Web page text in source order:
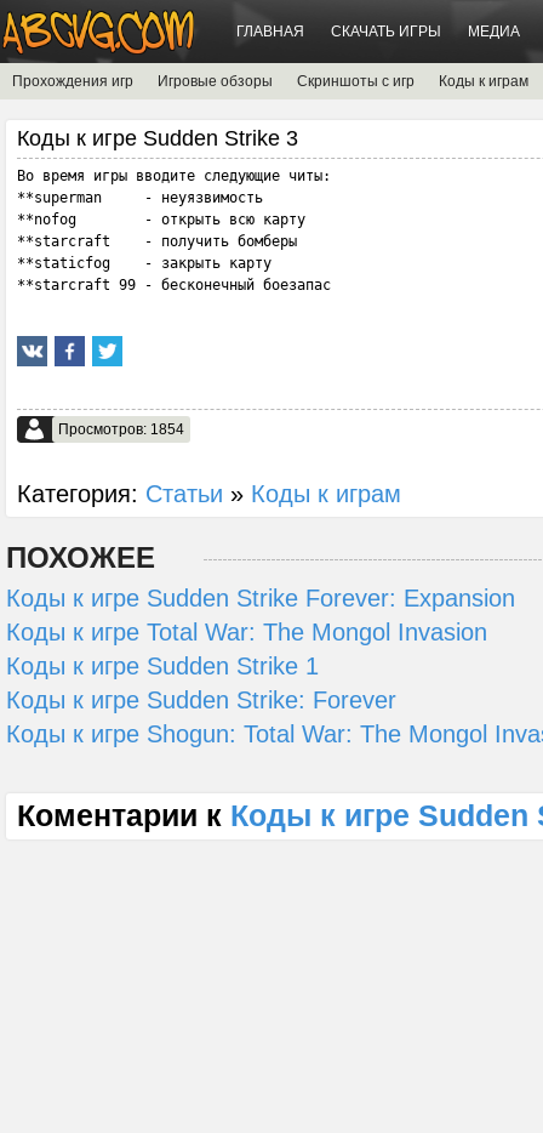
ГЛАВНАЯ СКАЧАТЬ ИГРЫ МЕДИА
Прохождения игр Игровые обзоры Скриншоты с игр Коды к играм
Коды к игре Sudden Strike 3
Во время игры вводите следующие читы:
**superman     - неуязвимость
**nofog        - открыть всю карту
**starcraft    - получить бомберы
**staticfog    - закрыть карту
**starcraft 99 - бесконечный боезапас
Просмотров: 1854
Категория: Статьи » Коды к играм
ПОХОЖЕЕ
Коды к игре Sudden Strike Forever: Expansion
Коды к игре Total War: The Mongol Invasion
Коды к игре Sudden Strike 1
Коды к игре Sudden Strike: Forever
Коды к игре Shogun: Total War: The Mongol
Коментарии к Коды к игре Sudden